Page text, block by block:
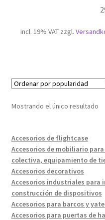
incl. 19% VAT zzgl.
Mostrando el único resultado
Accesorios de flightcase
Accesorios de mobiliario
colectiva, equipamiento de
Accesorios decorativos
Accesorios industriales para
construcción de dispositivos
Accesorios para barcos y
Accesorios para puertas de